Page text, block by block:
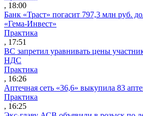
, 18:00
Банк «Траст» погасит 797,3 млн руб.
«Гема-Инвест»
Практика
, 17:51
ВС запретил уравнивать цены
НДС
Практика
, 16:26
Аптечная сеть «36,6» выкупила 83
Практика
, 16:25